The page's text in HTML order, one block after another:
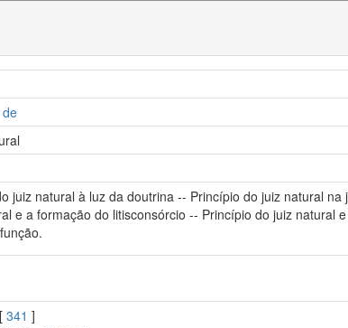
juiz natural à luz da doutrina -- Princípio do juiz natural
e a formação do litisconsórcio -- Princípio do juiz
341 ]